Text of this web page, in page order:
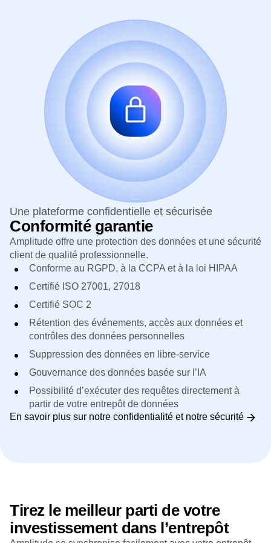
Une plateforme confidentielle et sécurisée
Conformité garantie
Amplitude offre une protection des données et une sécurité
client de qualité professionnelle.
Conforme au RGPD, à la CCPA et à la loi HIPAA
Certifié ISO 27001, 27018
Certifié SOC 2
Rétention des événements, accès aux données et
contrôles des données personnelles
Suppression des données en libre-service
Gouvernance des données basée sur l’IA
Possibilité d’exécuter des requêtes directement à
partir de votre entrepôt de données
En savoir plus sur notre confidentialité et notre sécurité
Tirez le meilleur parti de votre
investissement dans l’entrepôt